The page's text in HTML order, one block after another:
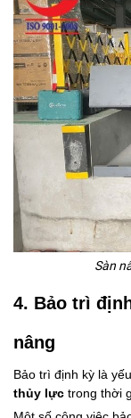
Sàn
4. Bảo trì
nâng
Bảo trì định kỳ là
thủy lực trong thời